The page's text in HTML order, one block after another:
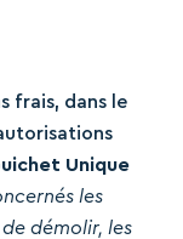
frais, dans le
Unique
les
démolir, les